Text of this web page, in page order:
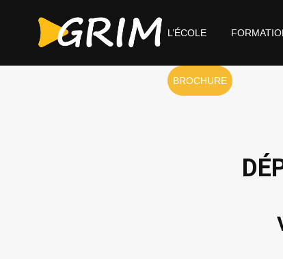
L’ÉCOLE
BROCHURE